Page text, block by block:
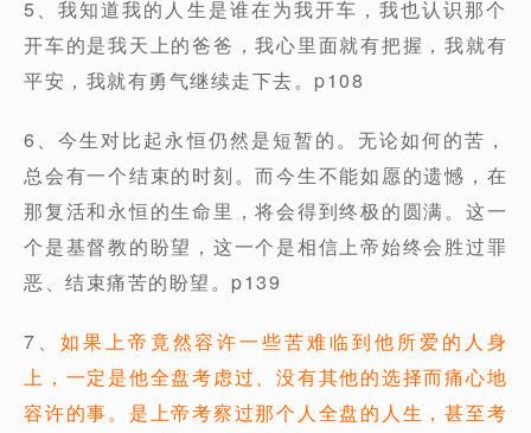
5、我知道我的人生是谁在为我开车，我也认识那个
开车的是我天上的爸爸，我心里面就有把握，我就有
平安，我就有勇气继续走下去。p108
6、今生对比起永恒仍然是短暂的。无论如何的苦，
总会有一个结束的时刻。而今生不能如愿的遗憾，在
那复活和永恒的生命里，将会得到终极的圆满。这一
个是基督教的盼望，这一个是相信上帝始终会胜过罪
恶、结束痛苦的盼望。p139
7、 如果上帝竟然容许一些苦难临到他所爱的人身
上，一定是他全盘考虑过、没有其他的选择而痛心地
容许的事。是上帝考察过那个人全盘的人生，甚至考